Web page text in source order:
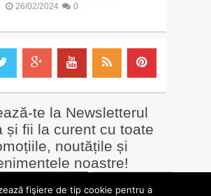
26/02/2024 0
te la Newsletterul
și fii la curent cu toate
noutățile și
noastre!
fişiere de tip cookie pentru a